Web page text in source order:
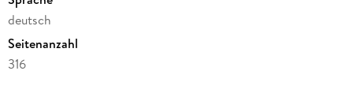
deutsch
Seitenanzahl
316